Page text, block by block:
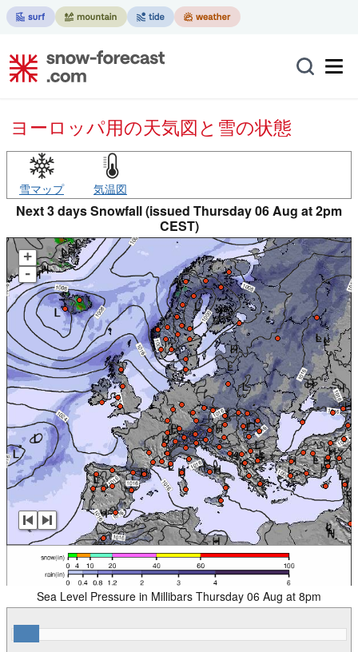
ヨーロッパ用の天気図と雪の状態
雪マップ 気温図
Next 3 days Snowfall (issued Thursday 06 Aug at 2pm
CEST)
+
-
Sea Level Pressure in Millibars Thursday 06 Aug at 8pm